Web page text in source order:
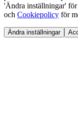
'Ändra inställningar' för
och Cookiepolicy för
Ändra inställningar